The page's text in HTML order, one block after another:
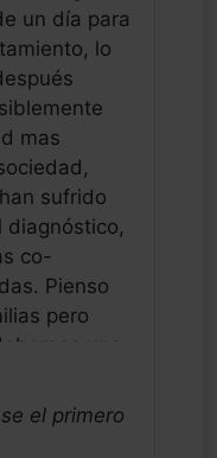
un día para
lo
mas
sufrido
diagnóstico,
co-
Pienso
pero
una
unos
el primero